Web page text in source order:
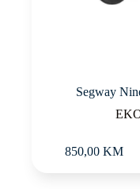
Segway
850,00 KM